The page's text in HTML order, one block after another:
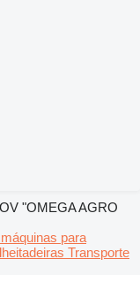
"OMEGA AGRO
para
Transporte